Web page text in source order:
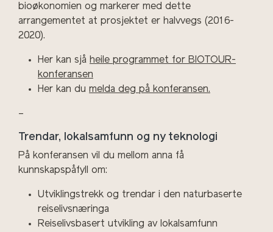
bioøkonomien og markerer med dette
arrangementet at prosjektet er halvvegs (2016-
2020).
Her kan sjå heile programmet for BIOTOUR-
konferansen
Her kan du melda deg på konferansen.
–
Trendar, lokalsamfunn og ny teknologi
På konferansen vil du mellom anna få
kunnskapspåfyll om:
Utviklingstrekk og trendar i den naturbaserte
reiselivsnæringa
Reiselivsbasert utvikling av lokalsamfunn